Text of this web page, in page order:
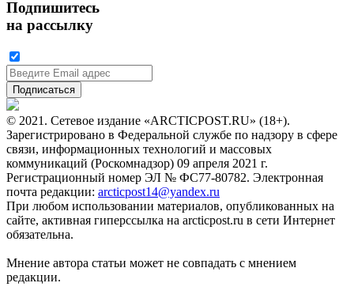
Подпишитесь
на рассылку
© 2021. Сетевое издание «ARCTICPOST.RU» (18+).
Зарегистрировано в Федеральной службе по надзору в сфере
связи, информационных технологий и массовых
коммуникаций (Роскомнадзор) 09 апреля 2021 г.
Регистрационный номер ЭЛ № ФС77-80782. Электронная
почта редакции: arcticpost14@yandex.ru
При любом использовании материалов, опубликованных на
сайте, активная гиперссылка на arcticpost.ru в сети Интернет
обязательна.
Мнение автора статьи может не совпадать с мнением
редакции.